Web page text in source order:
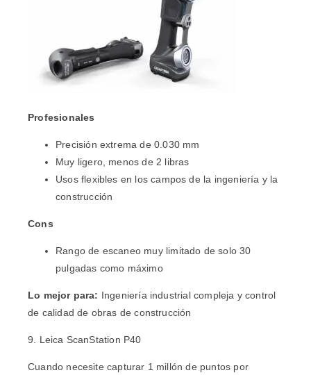
Profesionales
Precisión extrema de 0.030 mm
Muy ligero, menos de 2 libras
Usos flexibles en los campos de la ingeniería y la
construcción
Cons
Rango de escaneo muy limitado de solo 30
pulgadas como máximo
Lo mejor para: Ingeniería industrial compleja y control
de calidad de obras de construcción
9. Leica ScanStation P40
Cuando necesite capturar 1 millón de puntos por